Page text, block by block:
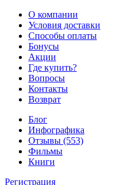
О компании
Условия доставки
Способы оплаты
Бонусы
Акции
Где купить?
Вопросы
Контакты
Возврат
Блог
Инфографика
Отзывы (553)
Фильмы
Книги
Регистрация